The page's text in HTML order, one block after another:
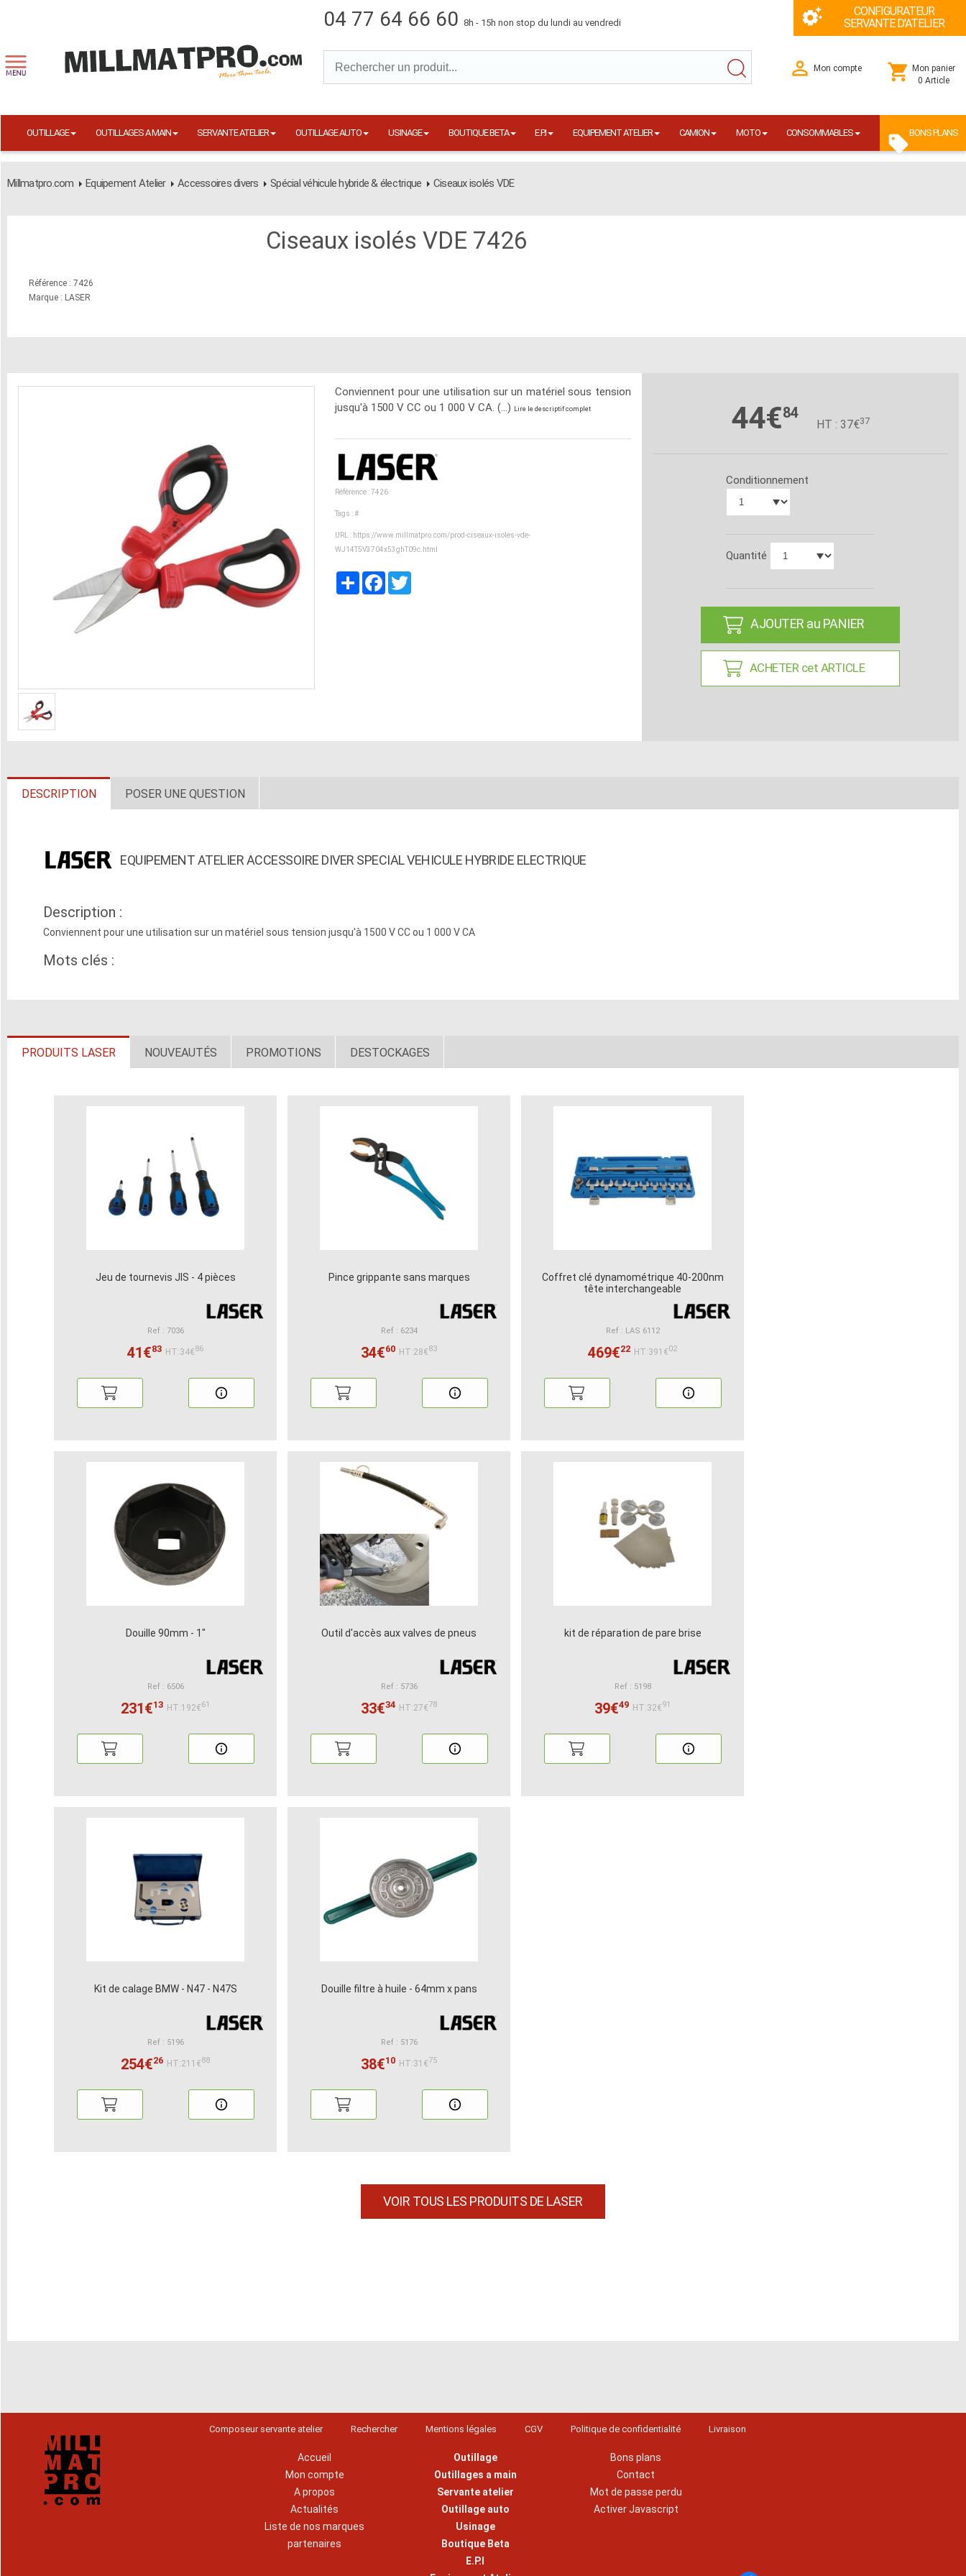
04 77 64 66 60 8h - 15h non stop du lundi au vendredi
CONFIGURATEUR
SERVANTE D'ATELIER
Mon compte
Mon panier
0 Article
OUTILLAGE OUTILLAGES A MAIN SERVANTE ATELIER OUTILLAGE AUTO USINAGE BOUTIQUE BETA E.P.I EQUIPEMENT ATELIER CAMION MOTO CONSOMMABLES BONS PLANS
Millmatpro.com Equipement Atelier Accessoires divers Spécial véhicule hybride & électrique Ciseaux isolés VDE
Ciseaux isolés VDE 7426
Référence : 7426
Marque : LASER
Conviennent pour une utilisation sur un matériel sous tension
jusqu'à 1500 V CC ou 1 000 V CA. (...)
Lire le descriptif complet
Référence : 7426
Tags :#
URL : https://www.millmatpro.com/prod-ciseaux-isoles-vde-
WJ14T5V3704x53ghT09c.html
PartagerFacebook
44€84
HT : 37€37
Conditionnement
Quantité
AJOUTER au PANIER
ACHETER cet ARTICLE
DESCRIPTION POSER UNE QUESTION
EQUIPEMENT ATELIER ACCESSOIRE DIVER SPECIAL VEHICULE HYBRIDE ELECTRIQUE
Description :
Conviennent pour une utilisation sur un matériel sous tension jusqu'à 1500 V CC ou 1 000 V CA
Mots clés :
PRODUITS LASER NOUVEAUTÉS PROMOTIONS DESTOCKAGES
Jeu de tournevis JIS - 4 pièces
Ref : 7036
41€83 HT:34€86
Pince grippante sans marques
Ref : 6234
34€60 HT:28€83
Coffret clé dynamométrique 40-200nm
tête interchangeable
Ref : LAS 6112
469€22 HT:391€02
Douille 90mm - 1"
Ref : 6506
231€13 HT:192€61
Outil d'accès aux valves de pneus
Ref : 5736
33€34 HT:27€78
kit de réparation de pare brise
Ref : 5198
39€49 HT:32€91
Kit de calage BMW - N47 - N47S
Ref : 5196
254€26 HT:211€88
Douille filtre à huile - 64mm x pans
Ref : 5176
38€10 HT:31€75
VOIR TOUS LES PRODUITS DE LASER
Composeur servante atelier Rechercher Mentions légales CGV Politique de confidentialité Livraison
Accueil
Mon compte
A propos
Actualités
Liste de nos marques
partenaires
Outillage
Outillages a main
Servante atelier
Outillage auto
Usinage
Boutique Beta
E.P.I
Bons plans
Contact
Mot de passe perdu
Activer Javascript